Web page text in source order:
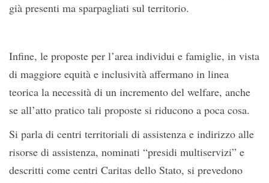
già presenti ma sparpagliati sul territorio.
Infine, le proposte per l’area individui e famiglie, in vista
di maggiore equità e inclusività affermano in linea
teorica la necessità di un incremento del welfare, anche
se all’atto pratico tali proposte si riducono a poca cosa.
Si parla di centri territoriali di assistenza e indirizzo alle
risorse di assistenza, nominati “presidi multiservizi” e
descritti come centri Caritas dello Stato, si prevedono